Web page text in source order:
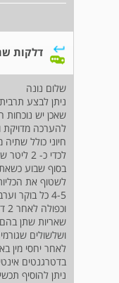
שלום נונה
ניתן לבצע
שאכן יש נוכחות
להערכה מדויקת
חיוני כולל
לכדי כ-
בסוף שבוע
לשטוף את
4-5 כל בוקר
שאריות שתן
ושלשולים
לאחר יחסי מין
בדטרגנטים
ניתן להוסיף